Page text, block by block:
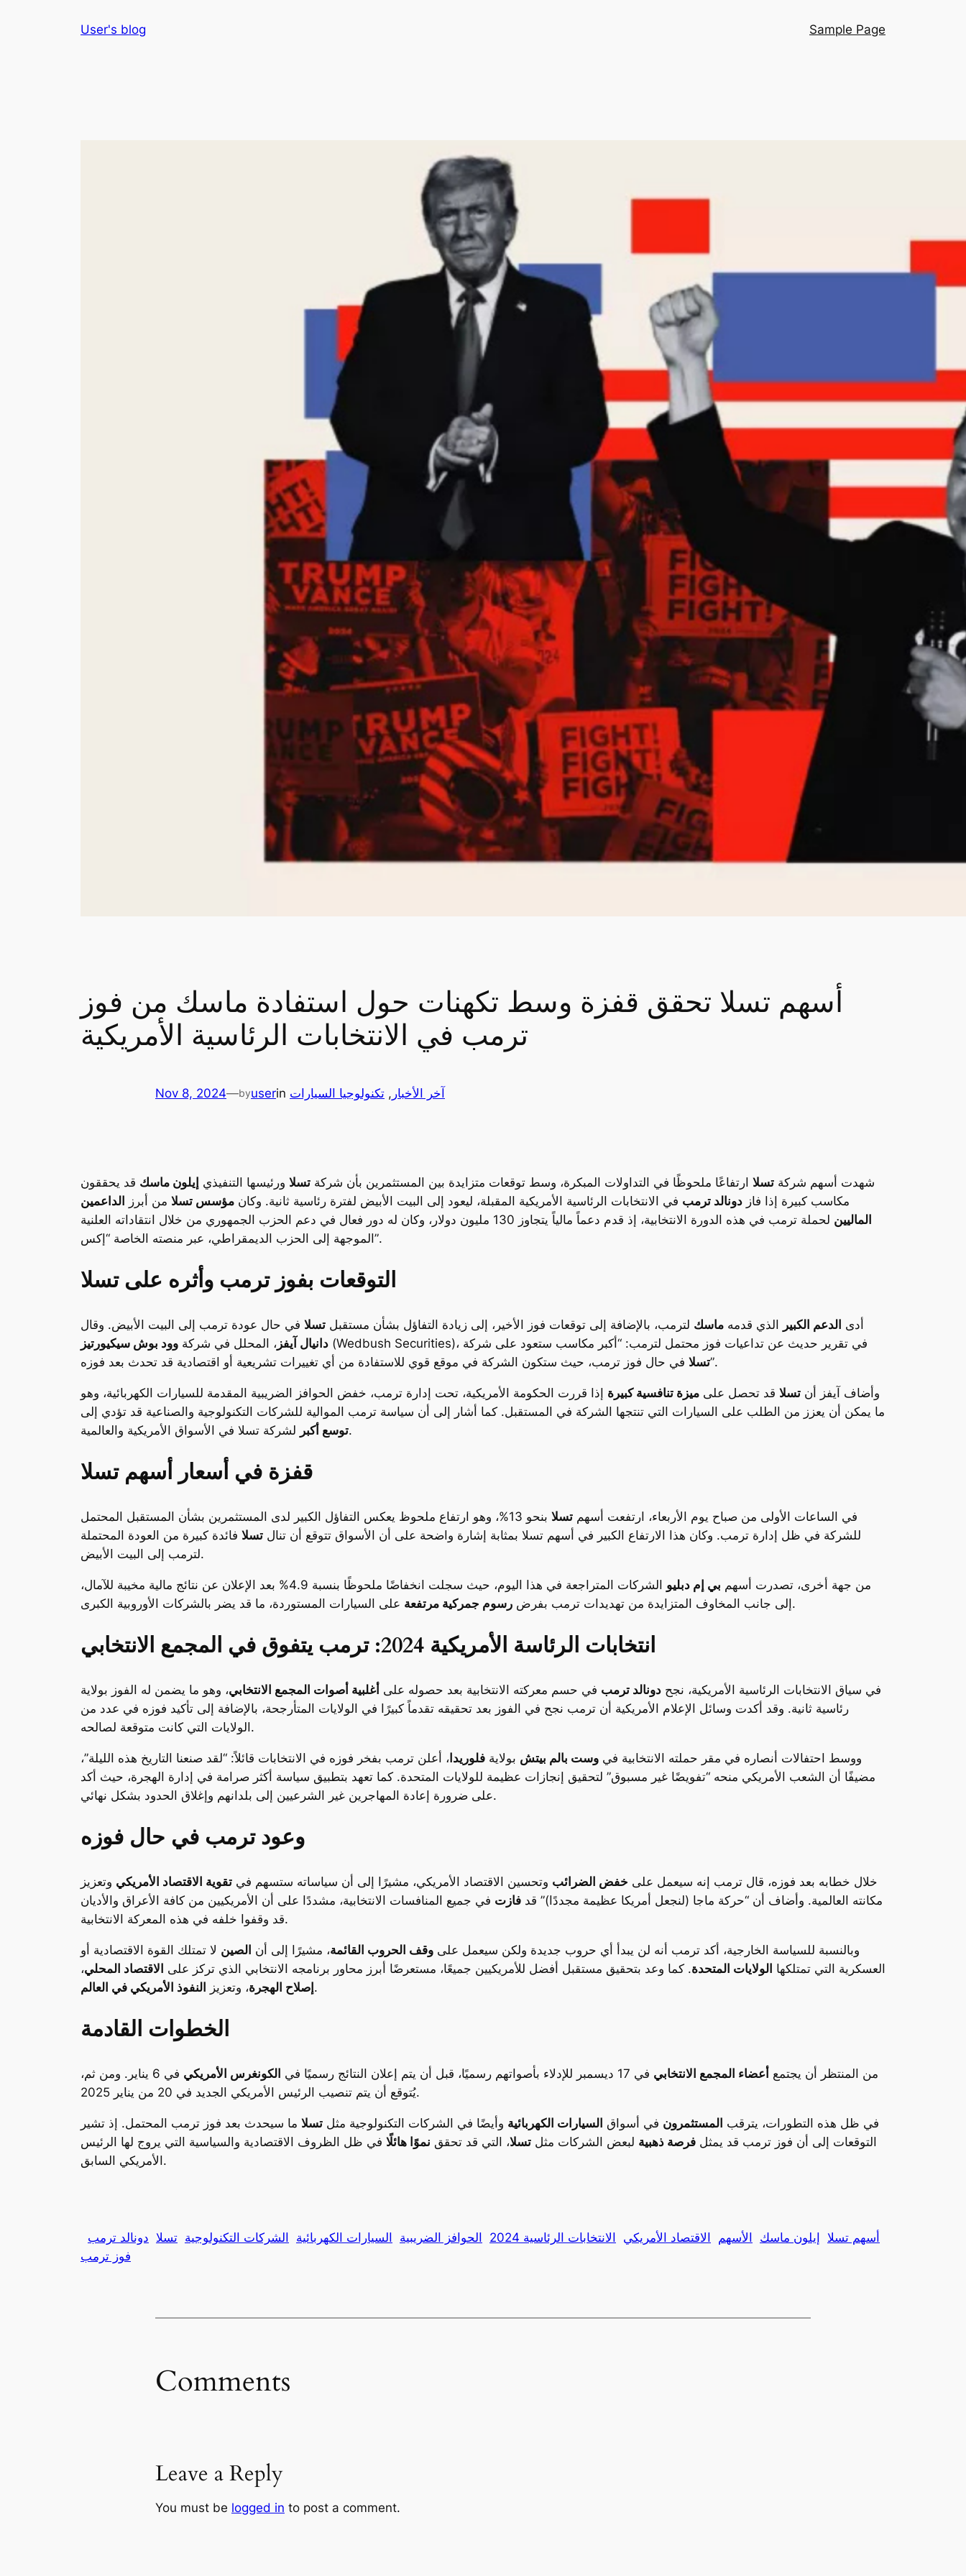
User's blog Sample Page
أسهم تسلا تحقق قفزة وسط تكهنات حول استفادة ماسك من فوز
ترمب في الانتخابات الرئاسية الأمريكية
Nov 8, 2024—byuserin آخر الأخبار , تكنولوجيا السيارات
شهدت أسهم شركة تسلا ارتفاعًا ملحوظًا في التداولات المبكرة، وسط توقعات متزايدة بين المستثمرين بأن شركة تسلا ورئيسها التنفيذي إيلون ماسك قد يحققون
مكاسب كبيرة إذا فاز دونالد ترمب في الانتخابات الرئاسية الأمريكية المقبلة، ليعود إلى البيت الأبيض لفترة رئاسية ثانية. وكان مؤسس تسلا من أبرز الداعمين
الماليين
لحملة ترمب في هذه الدورة الانتخابية، إذ قدم دعماً مالياً يتجاوز 130 مليون دولار، وكان له دور فعال في دعم الحزب الجمهوري من خلال انتقاداته العلنية
الموجهة إلى الحزب الديمقراطي، عبر منصته الخاصة “إكس”.
التوقعات بفوز ترمب وأثره على تسلا
أدى الدعم الكبير الذي قدمه ماسك لترمب، بالإضافة إلى توقعات فوز الأخير، إلى زيادة التفاؤل بشأن مستقبل تسلا في حال عودة ترمب إلى البيت الأبيض. وقال
دانيال آيفز ، المحلل في شركة وود بوش سيكيورتيز
(Wedbush Securities)، في تقرير حديث عن تداعيات فوز محتمل لترمب: “أكبر مكاسب ستعود على شركة
تسلافي حال فوز ترمب، حيث ستكون الشركة في موقع قوي للاستفادة من أي تغييرات تشريعية أو اقتصادية قد تحدث بعد فوزه”.
وأضاف آيفز أن تسلا قد تحصل على ميزة تنافسية كبيرة إذا قررت الحكومة الأمريكية، تحت إدارة ترمب، خفض الحوافز الضريبية المقدمة للسيارات الكهربائية، وهو
ما يمكن أن يعزز من الطلب على السيارات التي تنتجها الشركة في المستقبل. كما أشار إلى أن سياسة ترمب الموالية للشركات التكنولوجية والصناعية قد تؤدي إلى
توسع أكبرلشركة تسلا في الأسواق الأمريكية والعالمية.
قفزة في أسعار أسهم تسلا
في الساعات الأولى من صباح يوم الأربعاء، ارتفعت أسهم تسلا
بنحو 13%، وهو ارتفاع ملحوظ يعكس التفاؤل الكبير لدى المستثمرين بشأن المستقبل المحتمل
للشركة في ظل إدارة ترمب. وكان هذا الارتفاع الكبير في أسهم تسلا بمثابة إشارة واضحة على أن الأسواق تتوقع أن تنال تسلا فائدة كبيرة من العودة المحتملة
لترمب إلى البيت الأبيض.
من جهة أخرى، تصدرت أسهم بي إم دبليو
الشركات المتراجعة في هذا اليوم، حيث سجلت انخفاضًا ملحوظًا بنسبة 4.9% بعد الإعلان عن نتائج مالية مخيبة للآمال،
إلى جانب المخاوف المتزايدة من تهديدات ترمب بفرض رسوم جمركية مرتفعة على السيارات المستوردة، ما قد يضر بالشركات الأوروبية الكبرى.
انتخابات الرئاسة الأمريكية 2024: ترمب يتفوق في المجمع الانتخابي
في سياق الانتخابات الرئاسية الأمريكية، نجح دونالد ترمب في حسم معركته الانتخابية بعد حصوله على أغلبية أصوات المجمع الانتخابي، وهو ما يضمن له الفوز بولاية
رئاسية ثانية. وقد أكدت وسائل الإعلام الأمريكية أن ترمب نجح في الفوز بعد تحقيقه تقدماً كبيرًا في الولايات المتأرجحة، بالإضافة إلى تأكيد فوزه في عدد من
الولايات التي كانت متوقعة لصالحه.
ووسط احتفالات أنصاره في مقر حملته الانتخابية في وست بالم بيتش بولاية فلوريدا، أعلن ترمب بفخر فوزه في الانتخابات قائلاً: “لقد صنعنا التاريخ هذه الليلة”،
مضيفًا أن الشعب الأمريكي منحه “تفويضًا غير مسبوق” لتحقيق إنجازات عظيمة للولايات المتحدة. كما تعهد بتطبيق سياسة أكثر صرامة في إدارة الهجرة، حيث أكد
على ضرورة إعادة المهاجرين غير الشرعيين إلى بلدانهم وإغلاق الحدود بشكل نهائي.
وعود ترمب في حال فوزه
خلال خطابه بعد فوزه، قال ترمب إنه سيعمل على خفض الضرائب وتحسين الاقتصاد الأمريكي، مشيرًا إلى أن سياساته ستسهم في تقوية الاقتصاد الأمريكي وتعزيز
مكانته العالمية. وأضاف أن “حركة ماجا (لنجعل أمريكا عظيمة مجددًا)” قد فازت في جميع المنافسات الانتخابية، مشددًا على أن الأمريكيين من كافة الأعراق والأديان
قد وقفوا خلفه في هذه المعركة الانتخابية.
وبالنسبة للسياسة الخارجية، أكد ترمب أنه لن يبدأ أي حروب جديدة ولكن سيعمل على وقف الحروب القائمة، مشيرًا إلى أن الصين لا تمتلك القوة الاقتصادية أو
العسكرية التي تمتلكها الولايات المتحدة. كما وعد بتحقيق مستقبل أفضل للأمريكيين جميعًا، مستعرضًا أبرز محاور برنامجه الانتخابي الذي تركز على الاقتصاد المحلي،
إصلاح الهجرة، وتعزيز النفوذ الأمريكي في العالم .
الخطوات القادمة
من المنتظر أن يجتمع أعضاء المجمع الانتخابي في 17 ديسمبر للإدلاء بأصواتهم رسميًا، قبل أن يتم إعلان النتائج رسميًا في الكونغرس الأمريكي
في 6 يناير. ومن ثم،
يُتوقع أن يتم تنصيب الرئيس الأمريكي الجديد في 20 من يناير 2025.
في ظل هذه التطورات، يترقب المستثمرون في أسواق السيارات الكهربائية وأيضًا في الشركات التكنولوجية مثل تسلا ما سيحدث بعد فوز ترمب المحتمل. إذ تشير
التوقعات إلى أن فوز ترمب قد يمثل فرصة ذهبية لبعض الشركات مثل تسلا، التي قد تحقق نموًا هائلًا في ظل الظروف الاقتصادية والسياسية التي يروج لها الرئيس
الأمريكي السابق.
أسهم تسلا إيلون ماسك الأسهم الاقتصاد الأمريكي الانتخابات الرئاسية 2024 الحوافز الضريبية السيارات الكهربائية الشركات التكنولوجية تسلا دونالد ترمب
فوز ترمب
Comments
Leave a Reply
You must be logged in to post a comment.